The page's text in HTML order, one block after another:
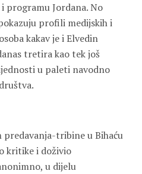
programu Jordana. No
profili medijskih i
kakav je i Elvedin
tretira kao tek još
u paleti navodno
predavanja-tribine u Bihaću
kritike i doživio
u dijelu